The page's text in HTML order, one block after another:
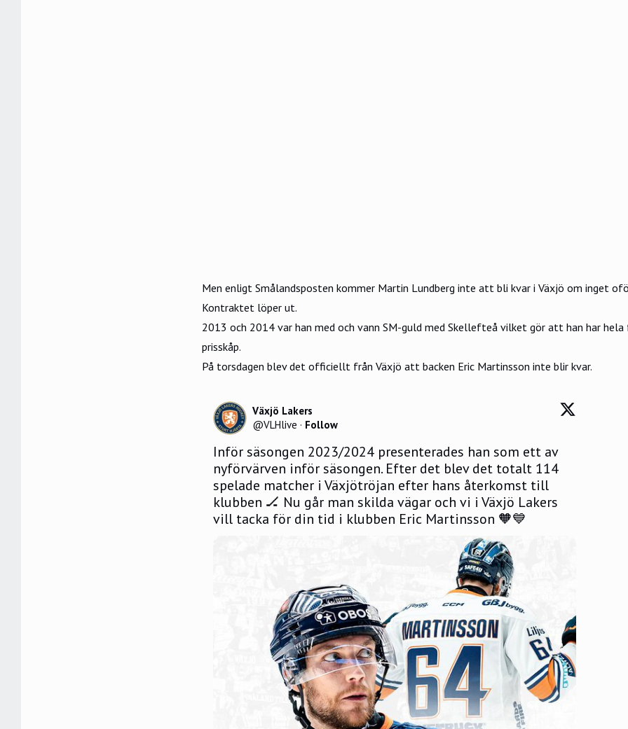
Men enligt Smålandsposten kommer Martin Lundberg inte att bli kvar i Växjö om inget
Kontraktet löper ut.
2013 och 2014 var han med och vann SM-guld med Skellefteå vilket gör att han har
prisskåp.
På torsdagen blev det officiellt från Växjö att backen Eric Martinsson inte blir kvar.
Växjö Lakers
@VLHlive · Follow
Inför säsongen 2023/2024 presenterades han som ett av
nyförvärven inför säsongen. Efter det blev det totalt 114
spelade matcher i Växjötröjan efter hans återkomst till
klubben 🏒 Nu går man skilda vägar och vi i Växjö Lakers
vill tacka för din tid i klubben Eric Martinsson 🧡💙